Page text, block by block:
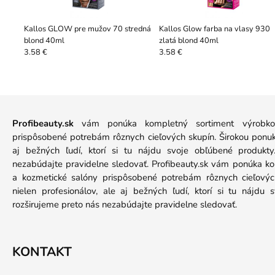
Kallos GLOW pre mužov 70 stredná
blond 40ml
3.58 €
Kallos Glow farba na vlasy 930
zlatá blond 40ml
3.58 €
Profibeauty.sk vám ponúka kompletný sortiment
prispôsobené potrebám rôznych cieľových skupín. Širokou
aj bežných ľudí, ktorí si tu nájdu svoje obľúbené
nezabúdajte pravidelne sledovať. Profibeauty.sk vám ponúka
a kozmetické salóny prispôsobené potrebám rôznych
nielen profesionálov, ale aj bežných ľudí, ktorí si tu nájdu
rozširujeme preto nás nezabúdajte pravidelne sledovať.
KONTAKT